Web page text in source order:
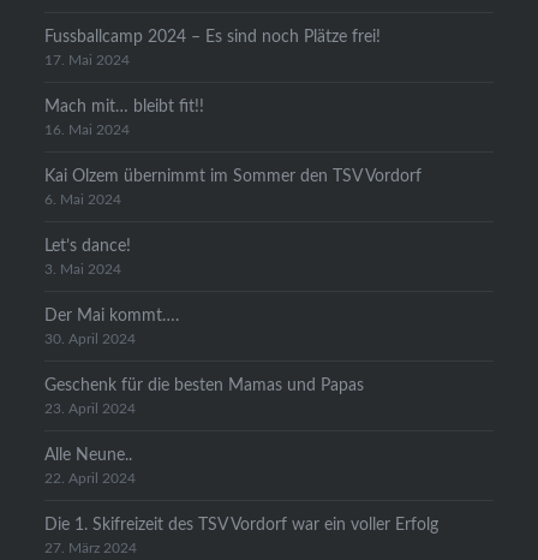
Fussballcamp 2024 – Es sind noch Plätze frei!
17. Mai 2024
Mach mit… bleibt fit!!
16. Mai 2024
Kai Olzem übernimmt im Sommer den TSV Vordorf
6. Mai 2024
Let’s dance!
3. Mai 2024
Der Mai kommt….
30. April 2024
Geschenk für die besten Mamas und Papas
23. April 2024
Alle Neune..
22. April 2024
Die 1. Skifreizeit des TSV Vordorf war ein voller Erfolg
27. März 2024